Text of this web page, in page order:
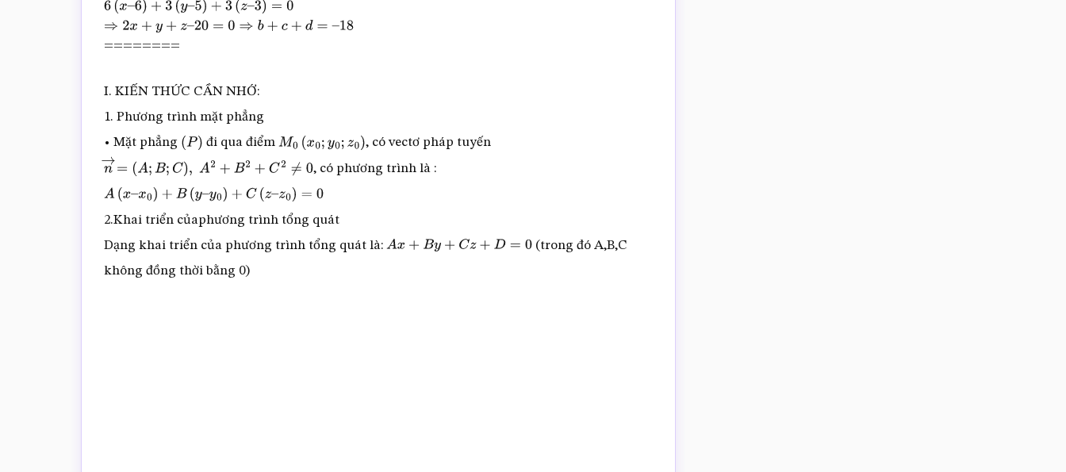
6(x –6) +3 (y–5 )+3(z –3 )=0⇒ 2 x+ y+z –
20=0⇒b+c+d
========
I. KIẾN THỨC CẦN NHỚ:
1. Phương trình mặt phẳng
• Mặt phẳng (P đi qua điểm M0( x0;y0;z0 ) , có vectơ pháp tuyến
n→ =(A; B;C ), A2 +B + C2 , có phương trình là :
A( x– 0)+ ( y– y0) +C( – z0) =0
2.Khai triển củaphương trình tổng quát
Dạng khai triển của phương trình tổng quát là: Ax+ B y+C z +D= 0
(trong đó A,B,C
không đồng thời bằng 0)